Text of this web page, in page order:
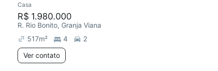
Casa
R$ 1.980.000
R. Rio Bonito, Granja Viana
517m² 4
2
Ver contato